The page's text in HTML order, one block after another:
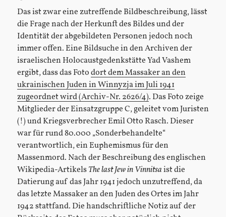
Das ist zwar eine zutreffende Bildbeschreibung, lässt
die Frage nach der Herkunft des Bildes und der
Identität der abgebildeten Personen jedoch noch
immer offen. Eine Bildsuche in den Archiven der
israelischen Holocaustgedenkstätte Yad Vashem
ergibt, dass das Fotodort dem Massaker an den
ukrainischen Juden in Winnyzja im Juli 1941
zugeordnet wird (Archiv-Nr. 2626/4). Das Foto zeige
Mitglieder der Einsatzgruppe C, geleitet vom Juristen
(!) und Kriegsverbrecher Emil Otto Rasch. Dieser
war für rund 80.000 „Sonderbehandelte“
verantwortlich, ein Euphemismus für den
Massenmord. Nach der Beschreibung des englischen
Wikipedia-ArtikelsThe last Jew in Vinnitsaist die
Datierung auf das Jahr 1941 jedoch unzutreffend, da
das letzte Massaker an den Juden des Ortes im Jahr
1942 stattfand. Die handschriftliche Notiz auf der